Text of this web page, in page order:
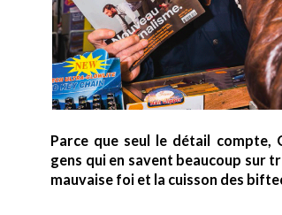
Parce que seul le détail compte,
gens qui en savent beaucoup sur
mauvaise foi et la cuisson des